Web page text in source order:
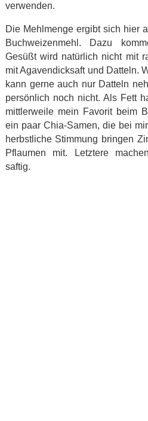
verwenden.
Die Mehlmenge ergibt sich hier
Buchweizenmehl. Dazu
Gesüßt wird natürlich nicht mit
mit Agavendicksaft und Datteln.
kann gerne auch nur Datteln
persönlich noch nicht. Als Fett
mittlerweile mein Favorit beim
ein paar Chia-Samen, die bei
herbstliche Stimmung bringen
Pflaumen mit. Letztere
saftig.